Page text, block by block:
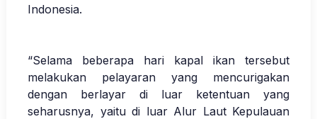
Indonesia.
“Selama beberapa hari kapal ikan tersebut
melakukan pelayaran yang mencurigakan
dengan berlayar di luar ketentuan yang
seharusnya, yaitu di luar Alur Laut Kepulauan